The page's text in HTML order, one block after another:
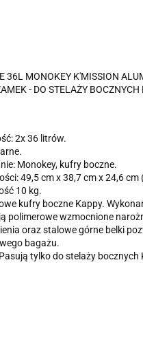
36L MONOKEY K'MISSION
- DO STELAŻY BOCZNYCH
2x 36 litrów.
Monokey, kufry boczne.
49,5 cm x 38,7 cm x 24,6 cm
10 kg.
kufry boczne Kappy.
polimerowe wzmocnione
oraz stalowe górne belki
bagażu.
tylko do stelaży bocznych